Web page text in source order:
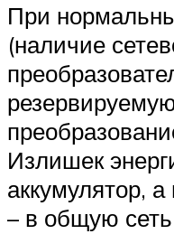
При
(наличие
Излишек
аккумулятор,
– в общую сеть